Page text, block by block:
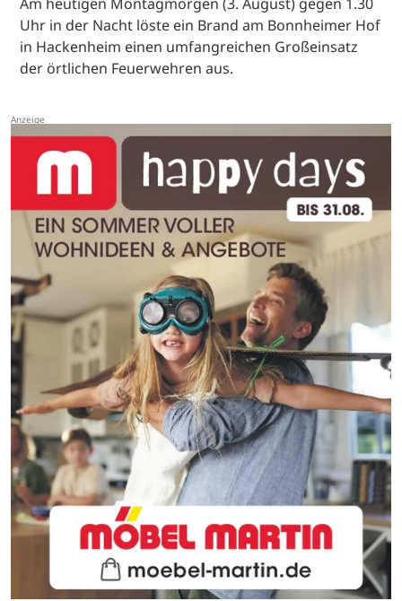
Uhr in der Nacht löste ein Brand am Bonnheimer Hof
in Hackenheim einen umfangreichen Großeinsatz
der örtlichen Feuerwehren aus.